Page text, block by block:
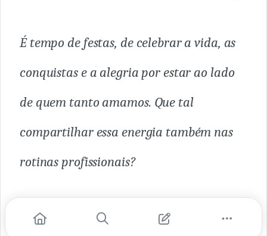
É tempo de festas, de celebrar a vida, as
conquistas e a alegria por estar ao lado
de quem tanto amamos. Que tal
compartilhar essa energia também nas
rotinas profissionais?
O Natal chegou e é tempo de agradecer. O